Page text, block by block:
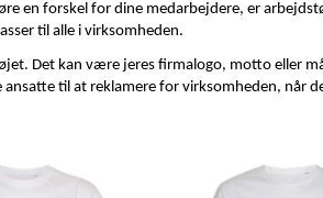
en forskel for dine medarbejdere, er
til alle i virksomheden.
Det kan være jeres firmalogo, motto eller
til at reklamere for virksomheden,
Fodboldtøj Forklæder